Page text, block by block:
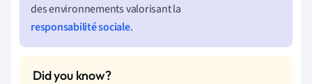
des environnements valorisant la
responsabilité sociale.